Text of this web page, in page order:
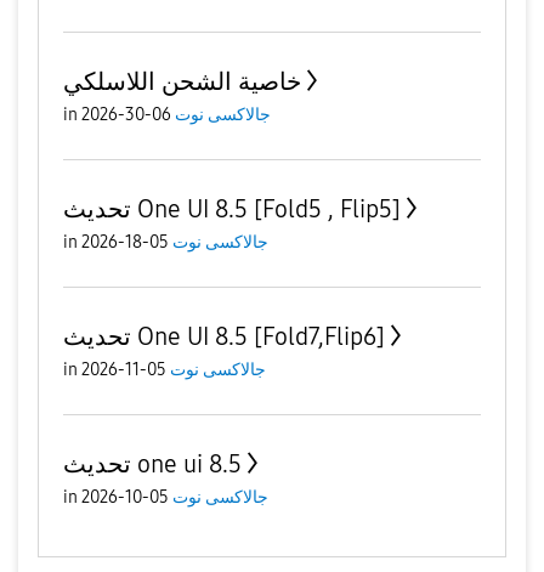
خاصية الشحن اللاسلكي
in جالاكسى نوت 06-30-2026
تحديث One UI 8.5 [Fold5 , Flip5]
in جالاكسى نوت 05-18-2026
تحديث One UI 8.5 [Fold7,Flip6]
in جالاكسى نوت 05-11-2026
تحديث one ui 8.5
in جالاكسى نوت 05-10-2026